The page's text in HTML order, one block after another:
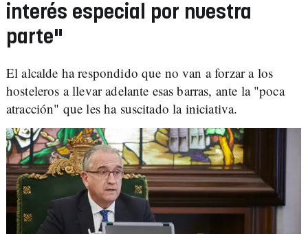
interés especial por nuestra
parte"
El alcalde ha respondido que no van a forzar a los
hosteleros a llevar adelante esas barras, ante la "poca
atracción" que les ha suscitado la iniciativa.